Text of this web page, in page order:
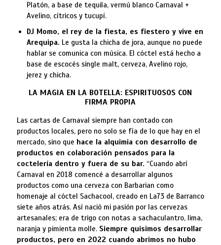
Platón, a base de tequila, vermú blanco Carnaval +
Avelino, cítricos y tucupí.
DJ Momo, el rey de la fiesta, es fiestero y vive en
Arequipa. Le gusta la chicha de jora, aunque no puede
hablar se comunica con música. El cóctel está hecho a
base de escocés single malt, cerveza, Avelino rojo,
jerez y chicha.
LA MAGIA EN LA BOTELLA: ESPIRITUOSOS CON
FIRMA PROPIA
Las cartas de Carnaval siempre han contado con
productos locales, pero no solo se fía de lo que hay en el
mercado, sino que hace la alquimia con desarrollo de
productos en colaboración pensados para la
coctelería dentro y fuera de su bar. “Cuando abrí
Carnaval en 2018 comencé a desarrollar algunos
productos como una cerveza con Barbarian como
homenaje al cóctel Sachacool, creado en La73 de Barranco
siete años atrás. Así nació mi pasión por las cervezas
artesanales; era de trigo con notas a sachaculantro, lima,
naranja y pimienta molle. Siempre quisimos desarrollar
productos, pero en 2022 cuando abrimos no hubo